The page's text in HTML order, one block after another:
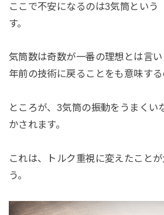
ここで不安になるのは3気筒という
す。
気筒数は奇数が一番の理想とは言
年前の技術に戻ることをも意味する
ところが、3気筒の振動をうまくい
かされます。
これは、トルク重視に変えたこと
う。